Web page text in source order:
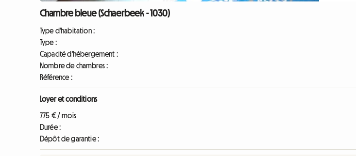
Chambre bleue (Schaerbeek - 1030)
Type d'habitation :
Type :
Capacité d'hébergement :
Nombre de chambres :
Référence :
Loyer et conditions
775 € / mois
Durée :
Dépôt de garantie :